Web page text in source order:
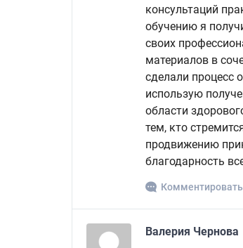
консультаций
обучению я
своих
материалов в
сделали процесс
использую
области
тем, кто
продвижению
благодарность
Комментировать
Валерия Чернова